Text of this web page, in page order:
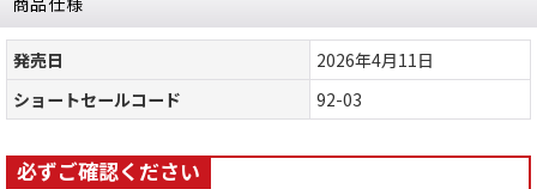
発売日
2026年4月11日
ショートセールコード
92-03